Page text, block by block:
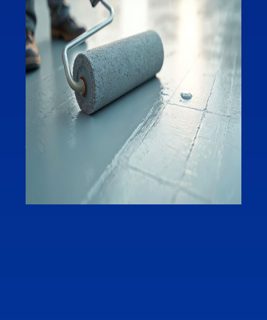
Les qualités de la l’hydrofuge utilisé par Thome
Humidité sont notamment une protection
durable contre la pénétration des eaux de pluie,
d’empêcher le développement de mousses et
delimiter l’adhérence et lapénétration des
saletés dûes aux pollutions! L’application d’un
hydrofuge de surface doit être précédée d’un
diagnostic précis afin de déterminer les causes
de votre humidité. Notre étude pour la
protection hydrofuge est gratuite.